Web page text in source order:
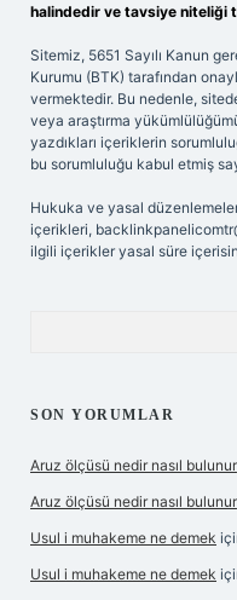
halindedir ve tavsiye niteliği
Sitemiz, 5651 Sayılı Kanun
Kurumu (BTK) tarafından
vermektedir. Bu nedenle,
veya araştırma
yazdıkları içeriklerin
bu sorumluluğu kabul etmiş
Hukuka ve yasal
içerikleri,
ilgili içerikler yasal süre
SON YORUMLAR
Aruz ölçüsü nedir nasıl bulunur
Aruz ölçüsü nedir nasıl bulunur
Usul i muhakeme ne demek
Usul i muhakeme ne demek